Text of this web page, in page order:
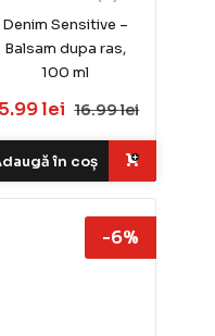
Denim Sensitive –
Balsam dupa ras,
100 ml
lei 16.99 lei
în coș
-6%